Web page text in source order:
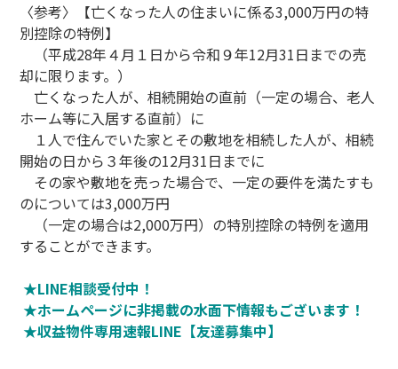
〈参考〉【亡くなった人の住まいに係る3,000万円の特
別控除の特例】
（平成28年４月１日から令和９年12月31日までの売
却に限ります。）
亡くなった人が、相続開始の直前（一定の場合、老人
ホーム等に入居する直前）に
１人で住んでいた家とその敷地を相続した人が、相続
開始の日から３年後の12月31日までに
その家や敷地を売った場合で、一定の要件を満たすも
のについては3,000万円
（一定の場合は2,000万円）の特別控除の特例を適用
することができます。
★LINE相談受付中！
★ホームページに非掲載の水面下情報もございます！
★収益物件専用速報LINE【友達募集中】